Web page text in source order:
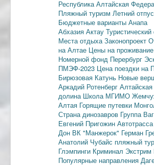
РеспубликаАлтайская
Пляжный туризм Летний
Бюджетные варианты Анапа
Абхазия Актау Туристический
Места отдыхаЗаконопроект
на Алтае Цены на проживание
Номерной фонд Перербург
ПМЭФ-2023 Цена поездки
Бирюзовая Катунь Новые
Аркадий Ротенберг Алтайская
долина Школа МГИМО
Алтая Горящие путевки
Страна динозавров Группа
Евгений Пригожин
Дон ВК "Манжерок" Герман
Анатолий Чубайс пляжный
Глэмпинги Криминал Экстрим
Популярные направления